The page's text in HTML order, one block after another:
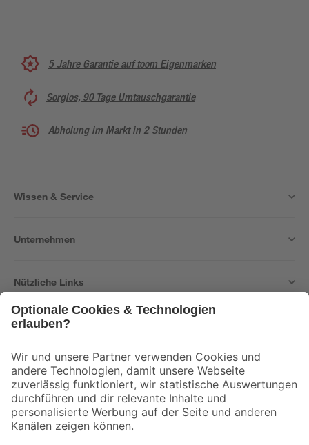
5 Jahre Garantie auf toom Eigenmarken
Sorglos, 90 Tage Umtauschgarantie
Abholung im Markt in 2 Stunden
Wissen & Service
Unternehmen
Nützliche Links
Der toom Newsletter: Keine Angebote und Aktionen mehr verpassen!
Zur Newsletter Anmeldung
Folge uns